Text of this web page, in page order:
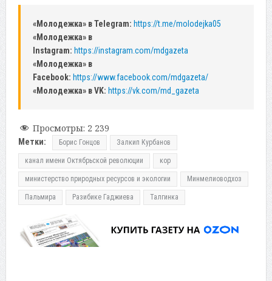
«Молодежка» в Telegram: https://t.me/molodejka05
«Молодежка» в
Instagram: https://instagram.com/mdgazeta
«Молодежка» в
Facebook: https://www.facebook.com/mdgazeta/
«Молодежка» в VK: https://vk.com/md_gazeta
Просмотры: 2 239
Метки: Борис Гонцов Залкип Курбанов
канал имени Октябрьской революции кор
министерство природных ресурсов и экологии Минмелиоводхоз
Пальмира Разибике Гаджиева Талгинка